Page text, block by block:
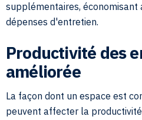
supplémentaires, économisant
dépenses d'entretien.
Productivité des
améliorée
La façon dont un espace est
peuvent affecter la